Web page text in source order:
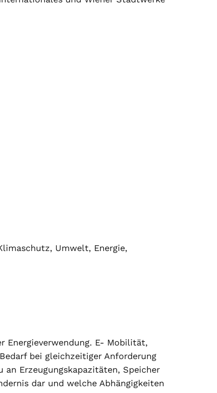
Umwelt, Energie,
Energieverwendung. E- Mobilität,
bei gleichzeitiger Anforderung
an Erzeugungskapazitäten, Speicher
dar und welche Abhängigkeiten